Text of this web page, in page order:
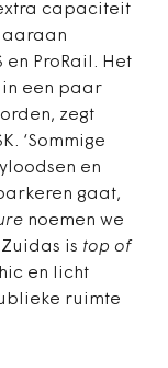
capaciteit
en ProRail. Het
in een paar
zegt
‘Sommige
en
gaat,
noemen we
is top of
en licht
ruimte